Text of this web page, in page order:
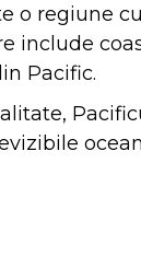
o regiune cu
include
Pacific.